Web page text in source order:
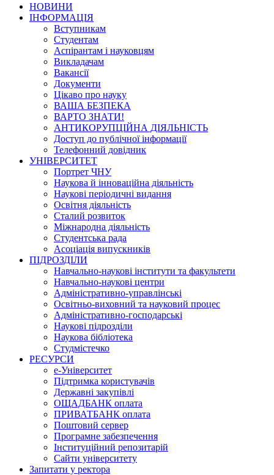
НОВИНИ
ІНФОРМАЦІЯ
Вступникам
Студентам
Аспірантам і науковцям
Викладачам
Вакансії
Документи
Цікаво про науку
ВАША БЕЗПЕКА
ВАРТО ЗНАТИ!
АНТИКОРУПЦІЙНА ДІЯЛЬНІСТЬ
Доступ до публічної інформації
Телефонний довідник
УНІВЕРСИТЕТ
Портрет ЧНУ
Наукова й інноваційна діяльність
Наукові періодичні видання
Освітня діяльність
Сталий розвиток
Міжнародна діяльність
Студентська рада
Асоціація випускників
ПІДРОЗДІЛИ
Навчально-наукові інститути та факультети
Навчально-наукові центри
Адміністративно-управлінські
Освітньо-виховний та науковий процес
Адміністративно-господарські
Наукові підрозділи
Наукова бібліотека
Студмістечко
РЕСУРСИ
е-Університет
Підтримка користувачів
Державні закупівлі
ОЩАДБАНК оплата
ПРИВАТБАНК оплата
Поштовий сервер
Програмне забезпечення
Інституційний репозитарій
Сайти університету
Запитати у ректора